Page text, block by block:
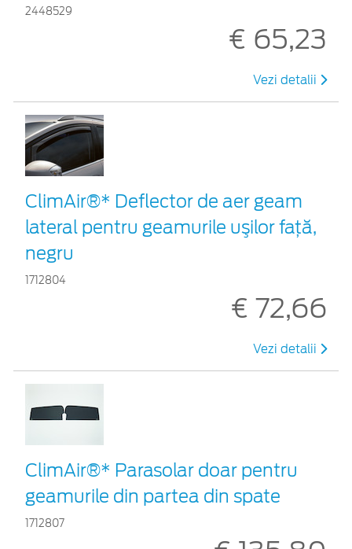
2448529
€ 65,23
Vezi detalii
ClimAir®* Deflector de aer geam
lateral pentru geamurile uşilor faţă,
negru
1712804
€ 72,66
Vezi detalii
ClimAir®* Parasolar doar pentru
geamurile din partea din spate
1712807